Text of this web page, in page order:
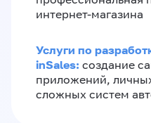
интернет-магазина
Услуги по
inSales: создание
приложений,
сложных систем